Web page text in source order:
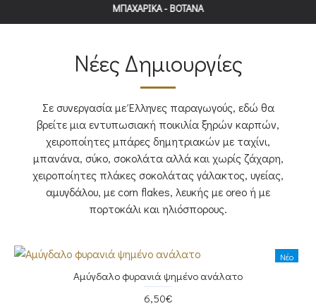
ΜΠΑΧΑΡΙΚΑ - ΒΟΤΑΝΑ
Νέες Δημιουργίες
Σε συνεργασία με Έλληνες παραγωγούς, εδώ θα
βρείτε μια εντυπωσιακή ποικιλία ξηρών καρπών,
χειροποίητες μπάρες δημητριακών με ταχίνι,
μπανάνα, σύκο, σοκολάτα αλλά και χωρίς ζάχαρη,
χειροποίητες πλάκες σοκολάτας γάλακτος, υγείας,
αμυγδάλου, με corn flakes, λευκής με oreo ή με
πορτοκάλι και ηλιόσπορους.
Νέο
Αμύγδαλο φυρανιά ψημένο ανάλατο
6,50€